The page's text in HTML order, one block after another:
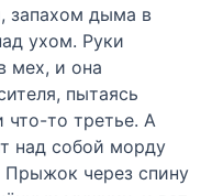
запахом дыма в
ухом. Руки
мех, и она
пытаясь
что-то третье. А
над собой морду
через спину